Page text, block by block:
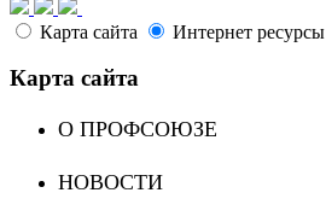
Карта сайта Интернет ресурсы
Карта сайта
О ПРОФСОЮЗЕ
НОВОСТИ